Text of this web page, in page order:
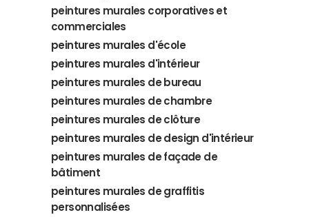
peintures murales corporatives et
commerciales
peintures murales d'école
peintures murales d'intérieur
peintures murales de bureau
peintures murales de chambre
peintures murales de clôture
peintures murales de design d'intérieur
peintures murales de façade de
bâtiment
peintures murales de graffitis
personnalisées